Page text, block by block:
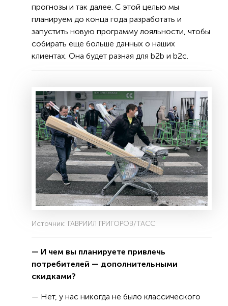
прогнозы и так далее. С этой целью мы
планируем до конца года разработать и
запустить новую программу лояльности, чтобы
собирать еще больше данных о наших
клиентах. Она будет разная для b2b и b2c.
Источник: ГАВРИИЛ ГРИГОРОВ/ТАСС
— И чем вы планируете привлечь
потребителей — дополнительными
скидками?
— Нет, у нас никогда не было классического